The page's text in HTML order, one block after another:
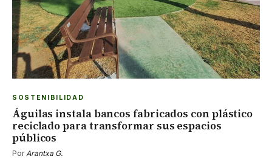
SOSTENIBILIDAD
Águilas instala bancos fabricados con plástico
reciclado para transformar sus espacios
públicos
PorArantxa G.